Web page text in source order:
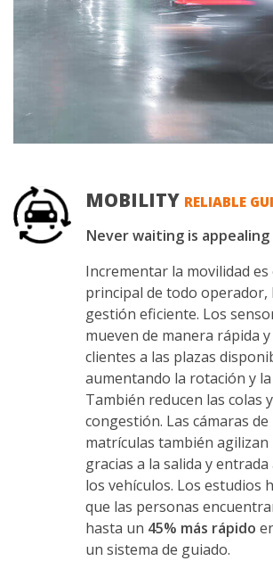
MOBILITY RELIABLE
Never waiting is appealing
Incrementar la movilidad
principal de todo operador,
gestión eficiente. Los
mueven de manera rápida
clientes a las plazas
aumentando la rotación y
También reducen las colas
congestión. Las cámaras
matrículas también agilizan
gracias a la salida y
los vehículos. Los estudios
que las personas
hasta un 45% más rápido
un sistema de guiado.